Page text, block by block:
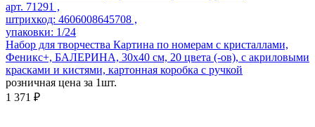
арт. 71291 ,
штрихкод: 4606008645708 ,
упаковки: 1/24
Набор для творчества Картина по номерам с кристаллами,
Феникс+, БАЛЕРИНА, 30х40 см, 20 цвета (-ов), с акриловыми
красками и кистями, картонная коробка с ручкой
розничная цена за 1шт.
1 371 ₽